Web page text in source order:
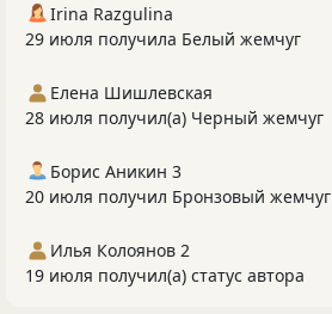
Irina Razgulina
29 июля получила Белый жемчуг
Елена Шишлевская
28 июля получил(а) Черный жемчуг
Борис Аникин 3
20 июля получил Бронзовый жемчуг
Илья Колоянов 2
19 июля получил(а) статус автора